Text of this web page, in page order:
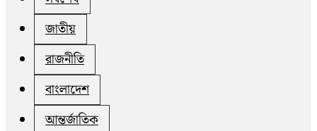
জাতীয়
রাজনীতি
বাংলাদেশ
আন্তর্জাতিক